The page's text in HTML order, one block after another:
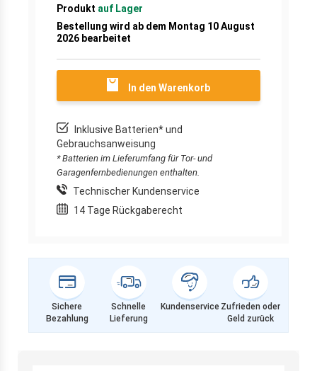
Produkt auf Lager
Bestellung wird ab dem Montag 10 August
2026 bearbeitet
In den Warenkorb
Inklusive Batterien* und
Gebrauchsanweisung
* Batterien im Lieferumfang für Tor- und
Garagenfernbedienungen enthalten.
Technischer Kundenservice
14 Tage Rückgaberecht
Sichere
Bezahlung
Schnelle
Lieferung
Kundenservice Zufrieden oder
Geld zurück